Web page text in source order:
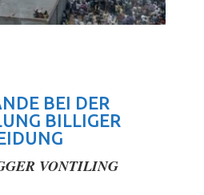
BEI DER
BILLIGER
VONTILING